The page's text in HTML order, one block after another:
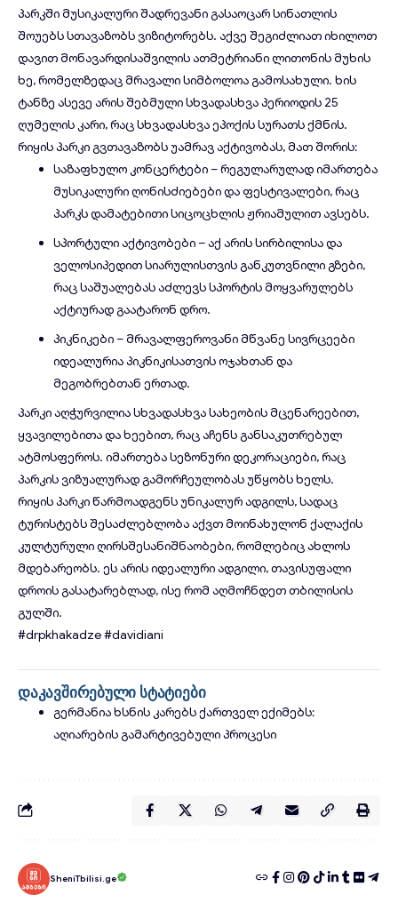
პარკში მუსიკალური შადრევანი გასაოცარ სინათლის
შოუებს სთავაზობს ვიზიტორებს. აქვე შეგიძლიათ იხილოთ
დავით მონავარდისაშვილის ათმეტრიანი ლითონის მუხის
ხე, რომელზედაც მრავალი სიმბოლოა გამოსახული. ხის
ტანზე ასევე არის შებმული სხვადასხვა პერიოდის 25
ღუმელის კარი, რაც სხვადასხვა ეპოქის სურათს ქმნის.
რიყის პარკი გვთავაზობს უამრავ აქტივობას, მათ შორის:
საზაფხულო კონცერტები – რეგულარულად იმართება
მუსიკალური ღონისძიებები და ფესტივალები, რაც
პარკს დამატებითი სიცოცხლის ჟრიამულით ავსებს.
სპორტული აქტივობები – აქ არის სირბილისა და
ველოსიპედით სიარულისთვის განკუთვნილი გზები,
რაც საშუალებას აძლევს სპორტის მოყვარულებს
აქტიურად გაატარონ დრო.
პიკნიკები – მრავალფეროვანი მწვანე სივრცეები
იდეალურია პიკნიკისათვის ოჯახთან და
მეგობრებთან ერთად.
პარკი აღჭურვილია სხვადასხვა სახეობის მცენარეებით,
ყვავილებითა და ხეებით, რაც აჩენს განსაკუთრებულ
ატმოსფეროს. იმართება სეზონური დეკორაციები, რაც
პარკის ვიზუალურად გამორჩეულობას უწყობს ხელს.
რიყის პარკი წარმოადგენს უნიკალურ ადგილს, სადაც
ტურისტებს შესაძლებლობა აქვთ მოინახულონ ქალაქის
კულტურული ღირსშესანიშნაობები, რომლებიც ახლოს
მდებარეობს. ეს არის იდეალური ადგილი, თავისუფალი
დროის გასატარებლად, ისე რომ აღმოჩნდეთ თბილისის
გულში.
#drpkhakadze#davidiani
დაკავშირებული სტატიები
გერმანია ხსნის კარებს ქართველ ექიმებს:
აღიარების გამარტივებული პროცესი
SheniTbilisi.ge